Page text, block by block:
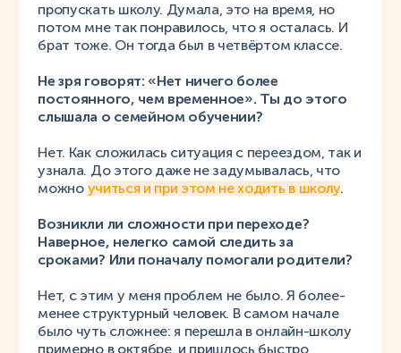
пропускать школу. Думала, это на время, но
потом мне так понравилось, что я осталась. И
брат тоже. Он тогда был в четвёртом классе.
Не зря говорят: «Нет ничего более
постоянного, чем временное». Ты до этого
слышала о семейном обучении?
Нет. Как сложилась ситуация с переездом, так и
узнала. До этого даже не задумывалась, что
можно учиться и при этом не ходить в школу.
Возникли ли сложности при переходе?
Наверное, нелегко самой следить за
сроками? Или поначалу помогали родители?
Нет, с этим у меня проблем не было. Я более-
менее структурный человек. В самом начале
было чуть сложнее: я перешла в онлайн-школу
примерно в октябре, и пришлось быстро